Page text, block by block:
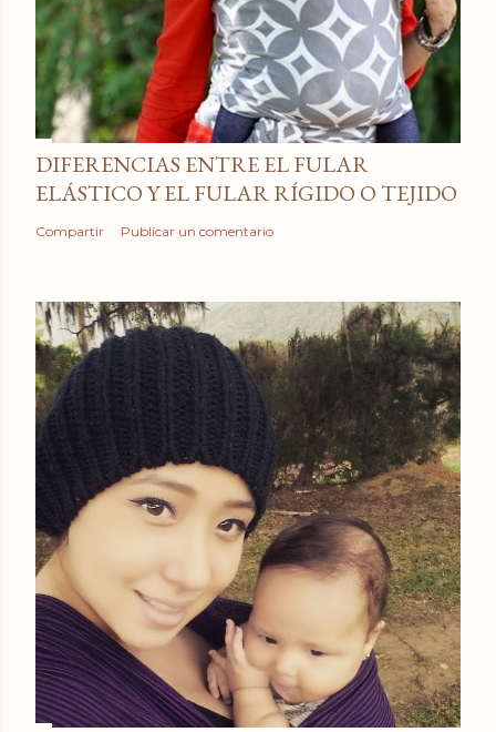
DIFERENCIAS ENTRE EL FULAR
ELÁSTICO Y EL FULAR RÍGIDO O TEJIDO
Compartir Publicar un comentario